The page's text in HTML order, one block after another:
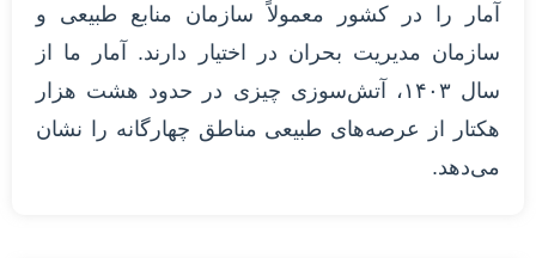
آمار را در کشور معمولاً سازمان منابع طبیعی و
سازمان مدیریت بحران در اختیار دارند. آمار ما از
سال ۱۴۰۳، آتش‌سوزی چیزی در حدود هشت هزار
هکتار از عرصه‌های طبیعی مناطق چهارگانه را نشان
می‌دهد.